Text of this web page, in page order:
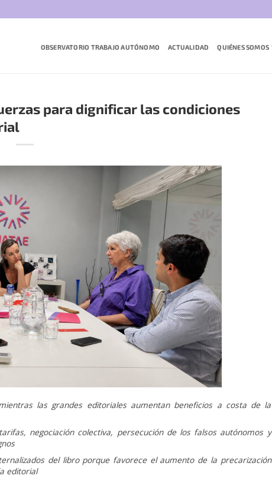
OBSERVATORIO TRABAJO AUTÓNOMO ACTUALIDAD QUIÉNES SOMOS
para dignificar las condiciones
las grandes editoriales aumentan beneficios a costa de la
negociación colectiva, persecución de los falsos autónomos y
del libro porque favorece el aumento de la precarización
editorial